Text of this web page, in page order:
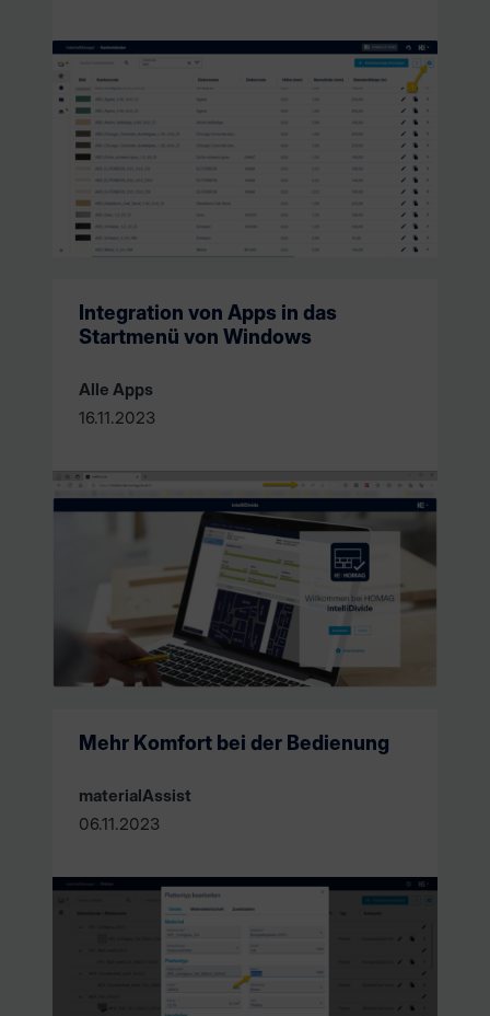
Integration von Apps in das
Startmenü von Windows
Alle Apps
16.11.2023
Mehr Komfort bei der Bedienung
materialAssist
06.11.2023